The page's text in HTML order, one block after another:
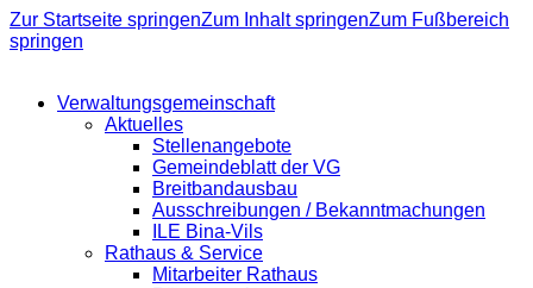
Zur Startseite springenZum Inhalt springenZum Fußbereich
springen
Verwaltungsgemeinschaft
Aktuelles
Stellenangebote
Gemeindeblatt der VG
Breitbandausbau
Ausschreibungen / Bekanntmachungen
ILE Bina-Vils
Rathaus & Service
Mitarbeiter Rathaus